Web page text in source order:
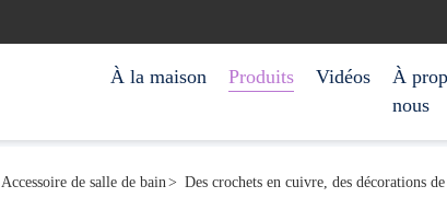
À la maison Produits Vidéos
À
nous
Accessoire de salle de bain> Des crochets en cuivre, des décorations